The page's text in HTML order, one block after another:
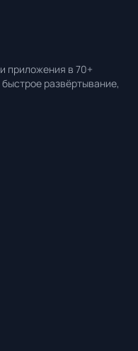
приложения в 70+
развёртывание,